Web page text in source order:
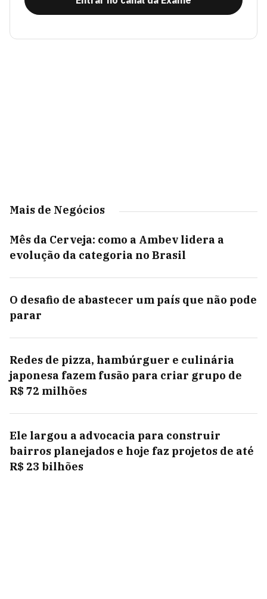
Mais de Negócios
Mês da Cerveja: como a Ambev lidera a
evolução da categoria no Brasil
O desafio de abastecer um país que não pode
parar
Redes de pizza, hambúrguer e culinária
japonesa fazem fusão para criar grupo de
R$ 72 milhões
Ele largou a advocacia para construir
bairros planejados e hoje faz projetos de até
R$ 23 bilhões